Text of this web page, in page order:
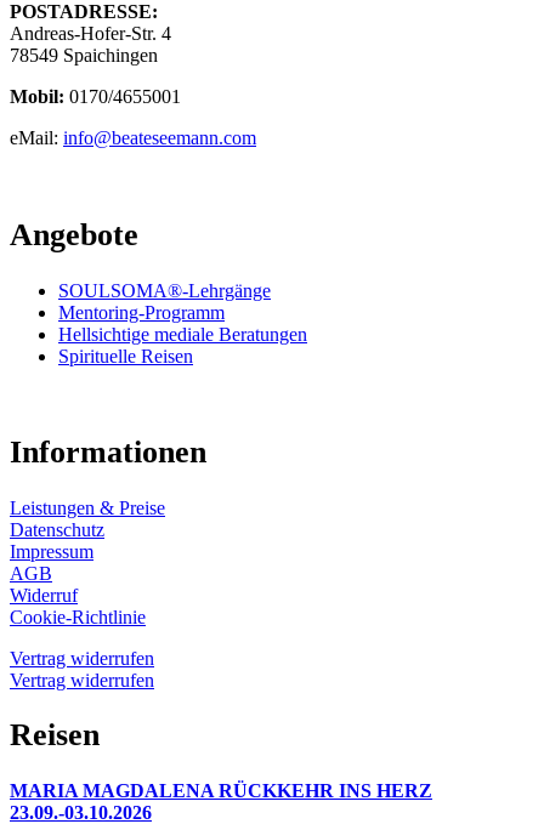
POSTADRESSE:
Andreas-Hofer-Str. 4
78549 Spaichingen
Mobil: 0170/4655001
eMail: info@beateseemann.com
Angebote
SOULSOMA®-Lehrgänge
Mentoring-Programm
Hellsichtige mediale Beratungen
Spirituelle Reisen
Informationen
Leistungen & Preise
Datenschutz
Impressum
AGB
Widerruf
Cookie-Richtlinie
Vertrag widerrufen
Vertrag widerrufen
Reisen
MARIA MAGDALENA RÜCKKEHR INS HERZ
23.09.-03.10.2026